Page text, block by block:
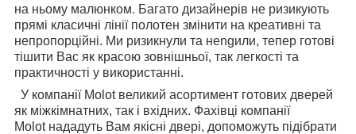
на ньому малюнком. Багато дизайнерів не ризикують
прямі класичні лінії полотен змінити на креативні та
непропорційні. Ми ризикнули та неngили, тепер готові
тішити Вас як красою зовнішньої, так легкості та
практичності у використанні.
У компанії Molotвеликий асортимент готових дверей
як міжкімнатних, так і вхідних. Фахівці компанії
Molot нададуть Вам якісні двері, допоможуть підібрати